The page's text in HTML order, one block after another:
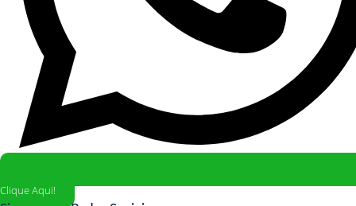
Clique Aqui!